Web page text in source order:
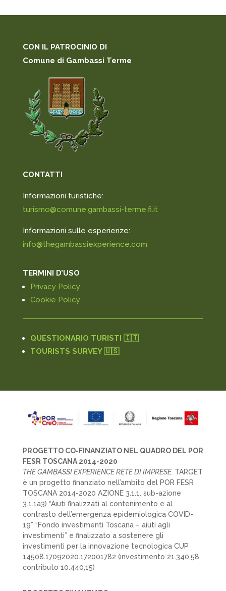
CON IL PATROCINIO DI
Comune di Gambassi Terme
CONTATTI
Informazioni turistiche:
turismo@comune.gambassi-terme.fi.it
Informazioni sulle esperienze:
info@thegambassiexperience.com
TERMINI D’USO
Privacy Policy
Cookie Policy
QUESTIONARIO TURISTI 🇮🇹
TOURISTS SURVEY 🇺🇸
PROGETTO CO-FINANZIATO NEL QUADRO DEL POR
FESR TOSCANA 2014-2020
THE GAMBASSI EXPERIENCE RETE DI IMPRESE. TARGET
è un progetto finanziato nell’ambito del POR FESR
TOSCANA 2014-2020 AZIONE 3.1.1. sub-azione
3.1.1a3) “Aiuti finalizzati al contenimento e al
contrasto dell’emergenza epidemiologica COVID-
19” “Fondo investimenti Toscana – aiuti agli
investimenti” e finalizzato a sostenere gli
investimenti per la innovazione tecnologica CUP
14508.17092020.172001782 (investimento 21.340,58
contributo 10.440,15)